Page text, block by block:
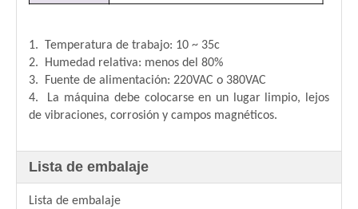
1. Temperatura de trabajo: 10 ~ 35c
2. Humedad relativa: menos del 80%
3. Fuente de alimentación: 220VAC o 380VAC
4. La máquina debe colocarse en un lugar limpio, lejos
de vibraciones, corrosión y campos magnéticos.
Lista de embalaje
Lista de embalaje